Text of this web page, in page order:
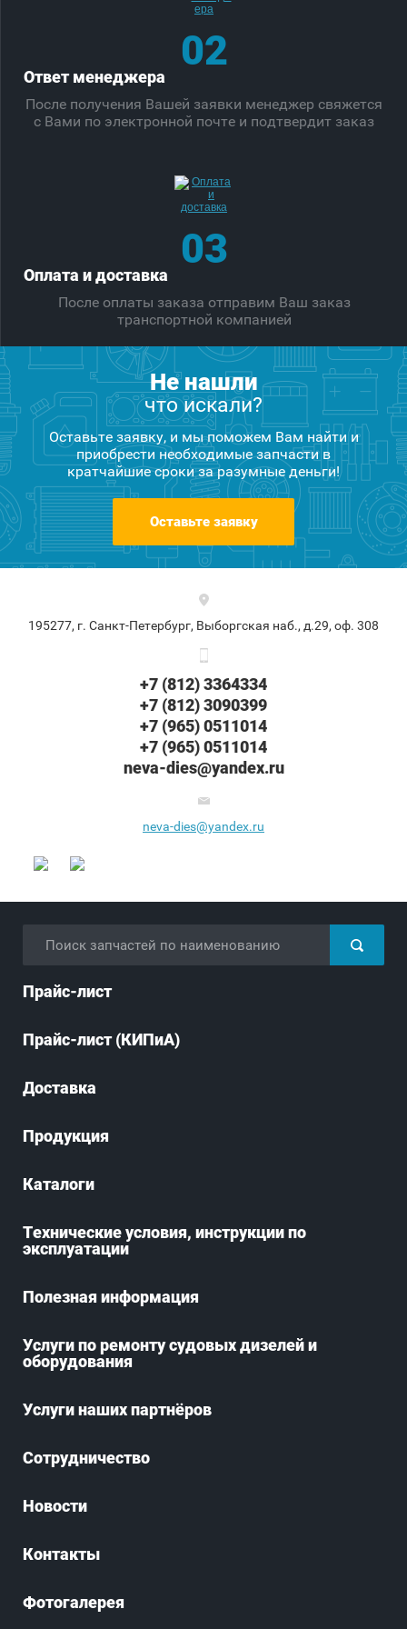
02
Ответ менеджера
После получения Вашей заявки менеджер свяжется
с Вами по электронной почте и подтвердит заказ
03
Оплата и доставка
После оплаты заказа отправим Ваш заказ
транспортной компанией
Не нашли
что искали?
Оставьте заявку, и мы поможем Вам найти и
приобрести необходимые запчасти в
кратчайшие сроки за разумные деньги!
Оставьте заявку
195277, г. Санкт-Петербург, Выборгская наб., д.29, оф. 308
+7 (812) 3364334
+7 (812) 3090399
+7 (965) 0511014
+7 (965) 0511014
neva-dies@yandex.ru
neva-dies@yandex.ru
Прайс-лист
Прайс-лист (КИПиА)
Доставка
Продукция
Каталоги
Технические условия, инструкции по
эксплуатации
Полезная информация
Услуги по ремонту судовых дизелей и
оборудования
Услуги наших партнёров
Сотрудничество
Новости
Контакты
Фотогалерея